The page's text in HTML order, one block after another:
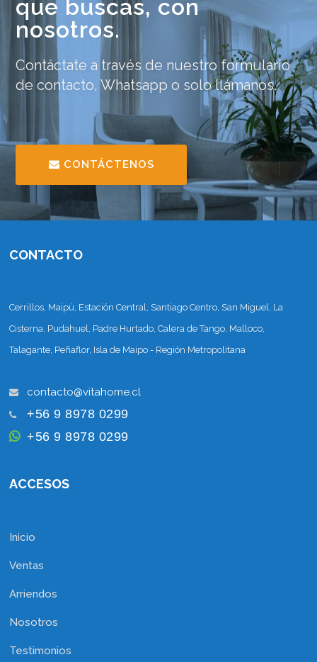
que buscas, con
nosotros.
Contáctate a través de nuestro formulario
de contacto, Whatsapp o solo llámanos.
CONTÁCTENOS
CONTACTO
Cerrillos, Maipú, Estación Central, Santiago Centro, San Miguel, La
Cisterna, Pudahuel, Padre Hurtado, Calera de Tango, Malloco,
Talagante, Peñaflor, Isla de Maipo - Región Metropolitana
+56 9 8978 0299
+56 9 8978 0299
ACCESOS
Inicio
Ventas
Arriendos
Nosotros
Testimonios